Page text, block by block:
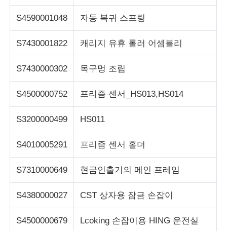
S4590001048 자동 복귀 스프링
S7430001822 캐리지 유휴 롤러 어셈블리
S7430000302 목구멍 조립
S4500000752 프리즘 센서_HS013,HS014
S3200000499 HS011
S4010005291 프리즘 센서 홀더
S7310000649 현금인출기의 메인 프레임
S4380000027 CST 상자용 잠금 손잡이
S4500000679 Lcoking 손잡이용 HING 운전실